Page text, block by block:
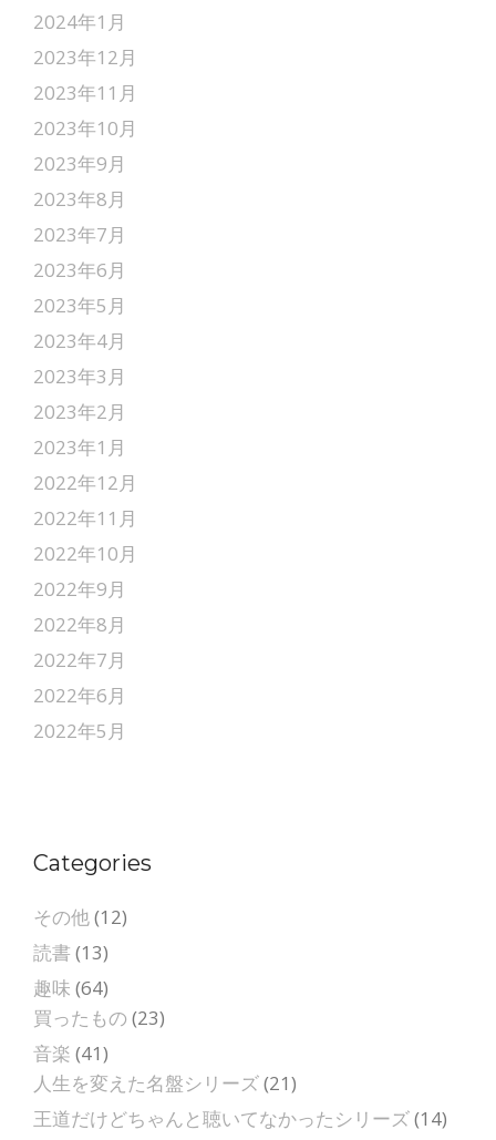
2024年1月
2023年12月
2023年11月
2023年10月
2023年9月
2023年8月
2023年7月
2023年6月
2023年5月
2023年4月
2023年3月
2023年2月
2023年1月
2022年12月
2022年11月
2022年10月
2022年9月
2022年8月
2022年7月
2022年6月
2022年5月
Categories
その他(12)
読書 (13)
趣味 (64)
買ったもの (23)
音楽 (41)
人生を変えた名盤シリーズ(21)
王道だけどちゃんと聴いてなかったシリーズ(14)